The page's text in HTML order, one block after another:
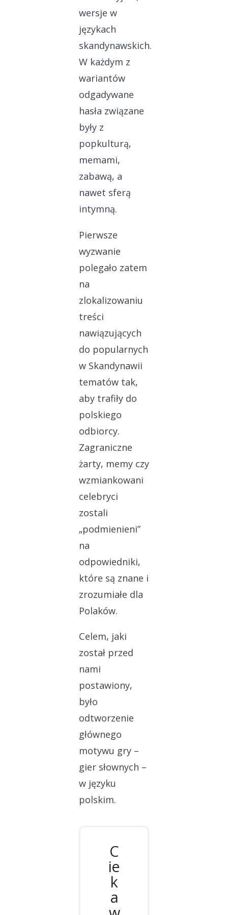
wersje w
językach
skandynawskich.
W każdym z
wariantów
odgadywane
hasła związane
były z
popkulturą,
memami,
zabawą, a
nawet sferą
intymną.
Pierwsze
wyzwanie
polegało zatem
na
zlokalizowaniu
treści
nawiązujących
do popularnych
w Skandynawii
tematów tak,
aby trafiły do
polskiego
odbiorcy.
Zagraniczne
żarty, memy czy
wzmiankowani
celebryci
zostali
„podmienieni”
na
odpowiedniki,
które są znane i
zrozumiałe dla
Polaków.
Celem, jaki
został przed
nami
postawiony,
było
odtworzenie
głównego
motywu gry –
gier słownych –
w języku
polskim.
C
ie
k
a